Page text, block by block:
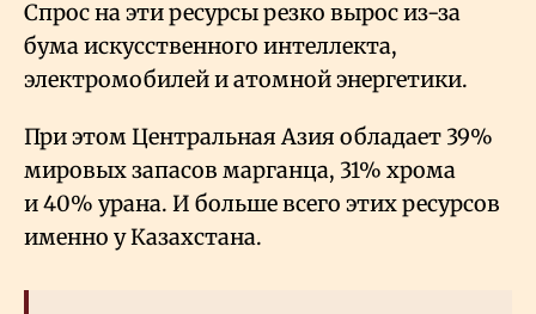
Спрос на эти ресурсы резко вырос из-за
бума искусственного интеллекта,
электромобилей и атомной энергетики.
При этом Центральная Азия обладает 39%
мировых запасов марганца, 31% хрома
и 40% урана. И больше всего этих ресурсов
именно у Казахстана.